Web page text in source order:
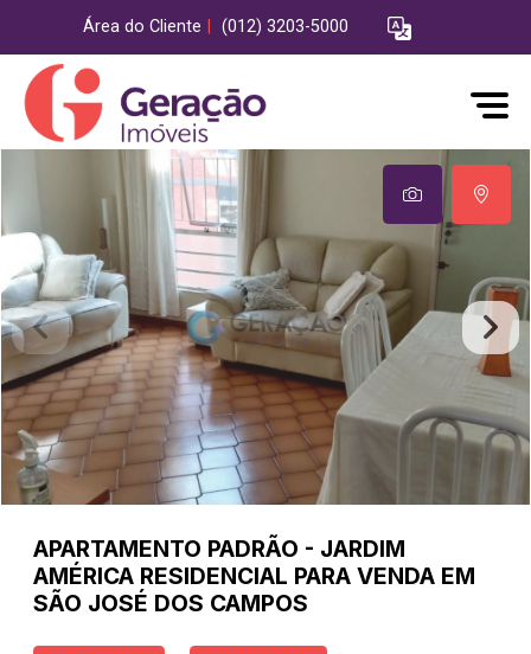
Área do Cliente (012) 3203-5000
APARTAMENTO PADRÃO - JARDIM
AMÉRICA RESIDENCIAL PARA VENDA EM
SÃO JOSÉ DOS CAMPOS